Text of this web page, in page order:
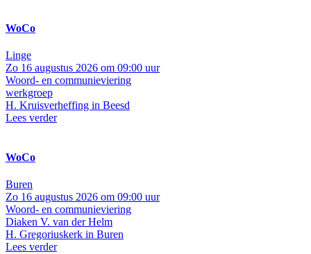
WoCo
Linge
Zo 16 augustus 2026 om 09:00 uur
Woord- en communieviering
werkgroep
H. Kruisverheffing in Beesd
Lees verder
WoCo
Buren
Zo 16 augustus 2026 om 09:00 uur
Woord- en communieviering
Diaken V. van der Helm
H. Gregoriuskerk in Buren
Lees verder